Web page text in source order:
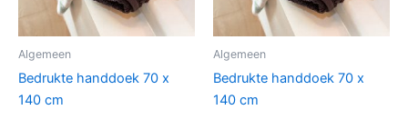
Algemeen
Bedrukte handdoek 70 x
140 cm
Algemeen
Bedrukte handdoek 70 x
140 cm